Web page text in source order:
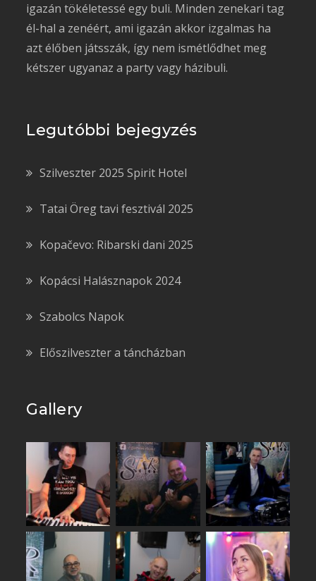
igazán tökéletessé egy buli. Minden zenekari tag
él-hal a zenéért, ami igazán akkor izgalmas ha
azt élőben játsszák, így nem ismétlődhet meg
kétszer ugyanaz a party vagy házibuli.
Legutóbbi bejegyzés
Szilveszter 2025 Spirit Hotel
Tatai Öreg tavi fesztivál 2025
Kopačevo: Ribarski dani 2025
Kopácsi Halásznapok 2024
Szabolcs Napok
Előszilveszter a táncházban
Gallery